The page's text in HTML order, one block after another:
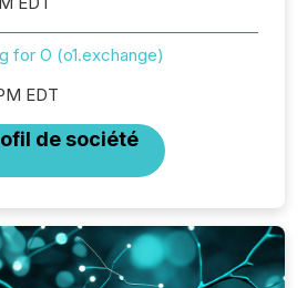
for O (o1.exchange)
EDT
de société